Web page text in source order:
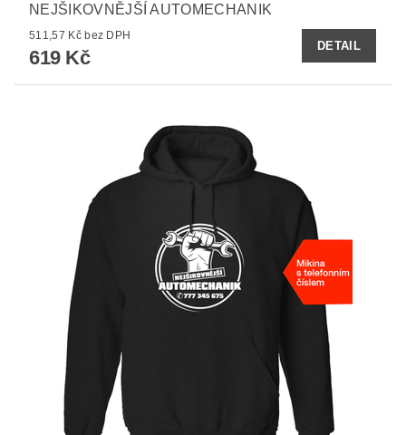
NEJŠIKOVNĚJŠÍ AUTOMECHANIK
511,57 Kč bez DPH
619 Kč
DETAIL